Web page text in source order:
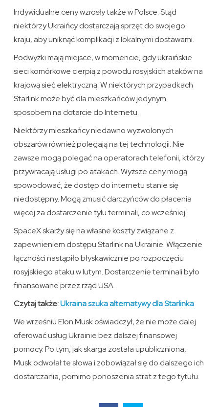
Indywidualne ceny wzrosły także w Polsce. Stąd
niektórzy Ukraińcy dostarczają sprzęt do swojego
kraju, aby uniknąć komplikacji z lokalnymi dostawami.
Podwyżki mają miejsce, w momencie, gdy ukraińskie
sieci komórkowe cierpią z powodu rosyjskich ataków na
krajową sieć elektryczną. W niektórych przypadkach
Starlink może być dla mieszkańców jedynym
sposobem na dotarcie do Internetu.
Niektórzy mieszkańcy niedawno wyzwolonych
obszarów również polegają na tej technologii. Nie
zawsze mogą polegać na operatorach telefonii, którzy
przywracają usługi po atakach. Wyższe ceny mogą
spowodować, że dostęp do internetu stanie się
niedostępny. Mogą zmusić darczyńców do płacenia
więcej za dostarczenie tylu terminali, co wcześniej.
SpaceX skarży się na własne koszty związane z
zapewnieniem dostępu Starlink na Ukrainie. Włączenie
łączności nastąpiło błyskawicznie po rozpoczęciu
rosyjskiego ataku w lutym. Dostarczenie terminali było
finansowane przez rząd USA.
Czytaj także:Ukraina szuka alternatywy dla Starlinka
We wrześniu Elon Musk oświadczył, że nie może dalej
oferować usług Ukrainie bez dalszej finansowej
pomocy. Po tym, jak skarga została upubliczniona,
Musk odwołał te słowa i zobowiązał się do dalszego ich
dostarczania, pomimo ponoszenia strat z tego tytułu.